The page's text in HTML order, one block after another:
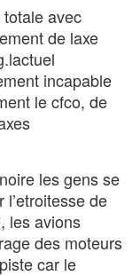
avec
de laxe
incapable
le cfco, de
les gens se
de
les avions
des moteurs
car le